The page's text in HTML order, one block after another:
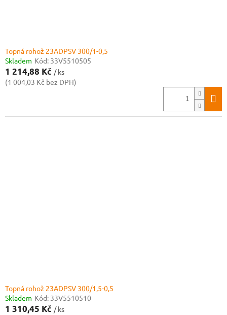
Topná rohož 23ADPSV 300/1-0,5
Skladem Kód: 33V5510505
1 214,88 Kč / ks
(1 004,03 Kč bez DPH)
Topná rohož 23ADPSV 300/1,5-0,5
Skladem Kód: 33V5510510
1 310,45 Kč / ks